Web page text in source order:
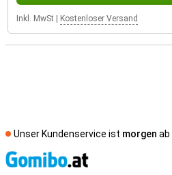
Inkl. MwSt Kostenloser Versand
Unser Kundenservice ist morgen ab